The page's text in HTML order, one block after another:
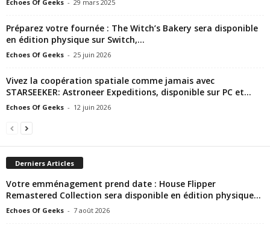
Echoes Of Geeks - 29 mars 2025
Préparez votre fournée : The Witch’s Bakery sera disponible
en édition physique sur Switch,...
Echoes Of Geeks - 25 juin 2026
Vivez la coopération spatiale comme jamais avec
STARSEEKER: Astroneer Expeditions, disponible sur PC et...
Echoes Of Geeks - 12 juin 2026
Derniers Articles
Votre emménagement prend date : House Flipper
Remastered Collection sera disponible en édition physique...
Echoes Of Geeks - 7 août 2026